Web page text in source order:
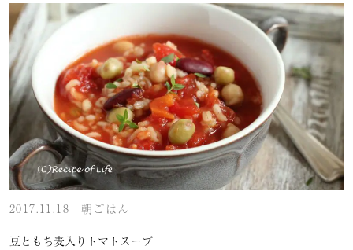
2017.11.18 朝ごはん
豆ともち麦入りトマトスープ